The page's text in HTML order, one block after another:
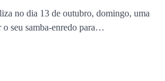
no dia 13 de outubro, domingo, uma
o seu samba-enredo para…